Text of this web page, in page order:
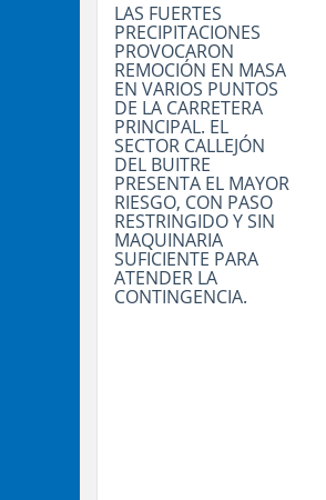
LAS FUERTES
PRECIPITACIONES
PROVOCARON
REMOCIÓN EN MASA
EN VARIOS PUNTOS
DE LA CARRETERA
PRINCIPAL. EL
SECTOR CALLEJÓN
DEL BUITRE
PRESENTA EL MAYOR
RIESGO, CON PASO
RESTRINGIDO Y SIN
MAQUINARIA
SUFICIENTE PARA
ATENDER LA
CONTINGENCIA.